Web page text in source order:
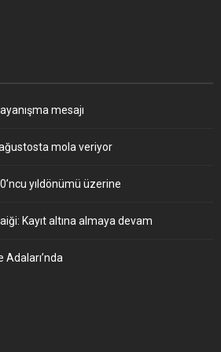
mesajı
mola veriyor
yıldönümü üzerine
Kayıt altına almaya devam
Adaları’nda